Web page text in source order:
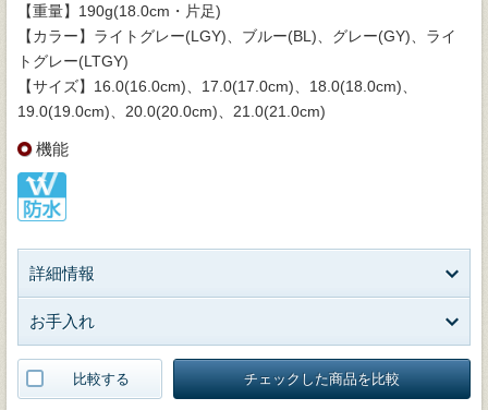
【重量】190g(18.0cm・片足)
【カラー】ライトグレー(LGY)、ブルー(BL)、グレー(GY)、ライ
トグレー(LTGY)
【サイズ】16.0(16.0cm)、17.0(17.0cm)、18.0(18.0cm)、
19.0(19.0cm)、20.0(20.0cm)、21.0(21.0cm)
機能
詳細情報
お手入れ
比較する チェックした商品を比較